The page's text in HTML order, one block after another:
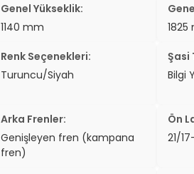
Genel Yükseklik:
1140 mm
1825
Renk Seçenekleri:
Turuncu/Siyah
Şasi
Bilgi
Arka Frenler:
Genişleyen fren (kampana
fren)
Ön
21/